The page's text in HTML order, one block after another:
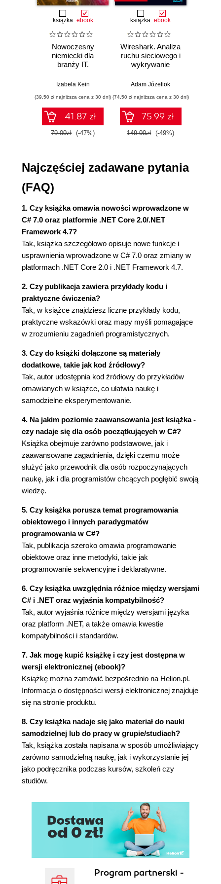
Kompilowanie i wykonywanie kodu
Kod źródłowy do książki C# 7.0
Używanie Dotnet CLI
Używanie Visual Studio
Podstawy składni języka C#
ZAGADNIENIE DLA
POCZĄTKUJĄCYCH
Słowa kluczowe
Słowa kluczowe języka C#
Identyfikatory
ZAGADNIENIE DLA
Definicja typu
Czym jest metoda
ZAGADNIENIE DLA
Deklaracja metody Main
Instrukcje i ograniczniki instrukcji
ZAGADNIENIE DLA
ZAAWANSOWANYCH
Instrukcje bez średników
ZAGADNIENIE DLA
POCZĄTKUJĄCYCH
Czym są odstępy?
ZAGADNIENIE DLA
POCZĄTKUJĄCYCH
Formatowanie kodu za pomocą
odstępów
Korzystanie ze zmiennych
Zmienne lokalne
Typy danych
ZAGADNIENIE DLA
POCZĄTKUJĄCYCH
Czym jest typ danych?
Przypisywanie wartości do zmiennej
Korzystanie ze zmiennej
ZAGADNIENIE DLA
ZAAWANSOWANYCH
Wartość łańcuchów znaków jest
niezmienna
Pobieranie danych wejściowych z
konsoli
ZAGADNIENIE DLA
ZAAWANSOWANYCH
Metoda
System.Console.Read()
Wyświetlanie danych wyjściowych w
Komentarze
ZAGADNIENIE DLA
XML
Wykonywanie kodu w środowisku
zarządzanym i platforma CLI
Język CIL i narzędzie ILDASM
ZAGADNIENIE DLA
programu HelloWorld.exe
Różne wersje platformy .NET
Interfejsy API
Wersje języka C# i platformy .NET
.NET Standard
2. Typy danych
książka ebook
Nowoczesny
niemiecki dla
branży IT.
przykłady i
Izabela Kein
(39,50 zł najniższa cena z 30 dni)
41.87 zł
79.00zł (-47%)
książka ebook
Wireshark. Analiza
ruchu sieciowego i
wykrywanie
Adam Józefiok
(74,50 zł najniższa cena z 30 dni)
75.99 zł
149.00zł (-49%)
Najczęściej zadawane pytania
(FAQ)
1. Czy książka omawia nowości wprowadzone w
C# 7.0 oraz platformie .NET Core 2.0/.NET
Framework 4.7?
Tak, książka szczegółowo opisuje nowe funkcje i
usprawnienia wprowadzone w C# 7.0 oraz zmiany w
platformach .NET Core 2.0 i .NET Framework 4.7.
2. Czy publikacja zawiera przykłady kodu i
praktyczne ćwiczenia?
Tak, w książce znajdziesz liczne przykłady kodu,
praktyczne wskazówki oraz mapy myśli pomagające
w zrozumieniu zagadnień programistycznych.
3. Czy do książki dołączone są materiały
dodatkowe, takie jak kod źródłowy?
Tak, autor udostępnia kod źródłowy do przykładów
omawianych w książce, co ułatwia naukę i
samodzielne eksperymentowanie.
4. Na jakim poziomie zaawansowania jest książka -
czy nadaje się dla osób początkujących w C#?
Książka obejmuje zarówno podstawowe, jak i
zaawansowane zagadnienia, dzięki czemu może
służyć jako przewodnik dla osób rozpoczynających
naukę, jak i dla programistów chcących pogłębić swoją
wiedzę.
5. Czy książka porusza temat programowania
obiektowego i innych paradygmatów
programowania w C#?
Tak, publikacja szeroko omawia programowanie
obiektowe oraz inne metodyki, takie jak
programowanie sekwencyjne i deklaratywne.
6. Czy książka uwzględnia różnice między wersjami
C# i .NET oraz wyjaśnia kompatybilność?
Tak, autor wyjaśnia różnice między wersjami języka
oraz platform .NET, a także omawia kwestie
kompatybilności i standardów.
7. Jak mogę kupić książkę i czy jest dostępna w
wersji elektronicznej (ebook)?
Książkę można zamówić bezpośrednio na Helion.pl.
Informacja o dostępności wersji elektronicznej znajduje
się na stronie produktu.
8. Czy książka nadaje się jako materiał do nauki
samodzielnej lub do pracy w grupie/studiach?
Tak, książka została napisana w sposób umożliwiający
zarówno samodzielną naukę, jak i wykorzystanie jej
jako podręcznika podczas kursów, szkoleń czy
studiów.
Program partnerski -